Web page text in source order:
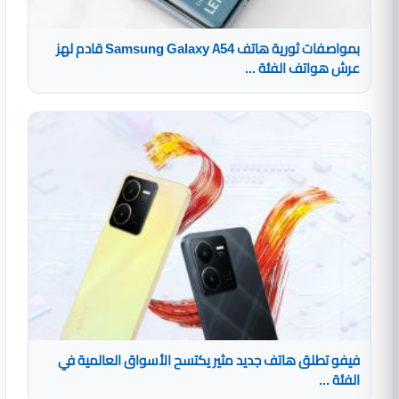
بمواصفات ثورية هاتف Samsung Galaxy A54 قادم لهز
عرش هواتف الفئة ...
فيفو تطلق هاتف جديد مثير يكتسح الأسواق العالمية في
الفئة ...